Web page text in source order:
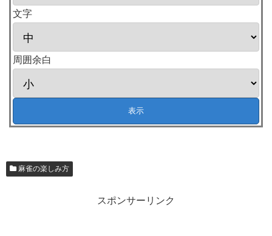
文字
周囲余白
麻雀の楽しみ方
スポンサーリンク